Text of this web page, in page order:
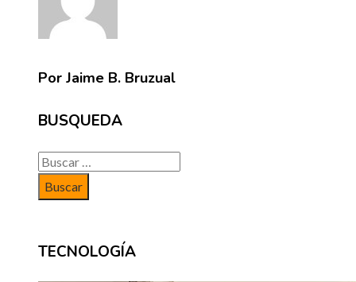
Por Jaime B. Bruzual
BUSQUEDA
Buscar:
TECNOLOGÍA